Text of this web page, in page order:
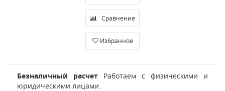
Сравнение
Избранное
Безналичный расчет Работаем с физическими и
юридическими лицами.